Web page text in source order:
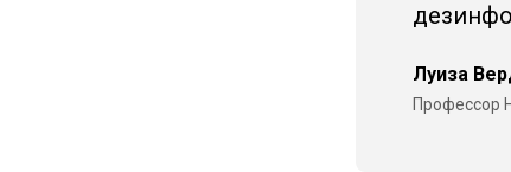
Луиза
Профессор